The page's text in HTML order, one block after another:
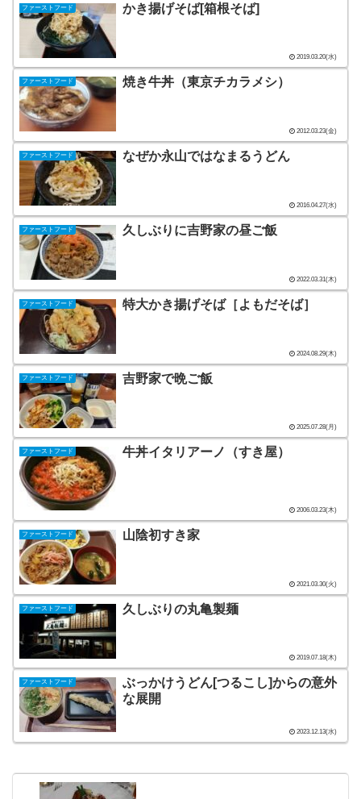
ファーストフード かき揚げそば[箱根そば]
2019.03.20(水)
ファーストフード 焼き牛丼（東京チカラメシ）
2012.03.23(金)
ファーストフード なぜか永山ではなまるうどん
2016.04.27(水)
ファーストフード 久しぶりに吉野家の昼ご飯
2022.03.31(木)
ファーストフード 特大かき揚げそば［よもだそば］
2024.08.29(木)
ファーストフード 吉野家で晩ご飯
2025.07.28(月)
ファーストフード 牛丼イタリアーノ（すき屋）
2006.03.23(木)
ファーストフード 山陰初すき家
2021.03.30(火)
ファーストフード 久しぶりの丸亀製麺
2019.07.18(木)
ファーストフード
ぶっかけうどん[つるこし]からの意外
な展開
2023.12.13(水)